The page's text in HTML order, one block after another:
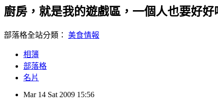
廚房，就是我的遊戲區，一個人也要好好
部落格全站分類： 美食情報
相簿
部落格
名片
Mar 14 Sat 2009 15:56